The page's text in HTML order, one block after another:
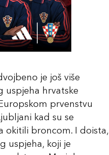
je još više
uspjeha hrvatske
prvenstvu
kad su se
okitili broncom. I doista,
uspjeha, koji je